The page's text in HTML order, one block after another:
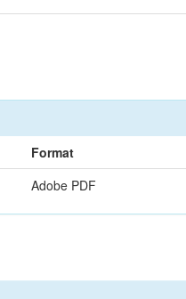
Format
Adobe PDF